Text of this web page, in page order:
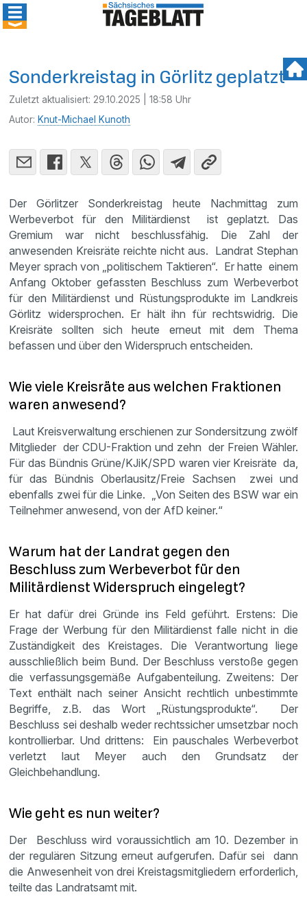
Sonderkreistag in Görlitz geplatzt
Zuletzt aktualisiert: 29.10.2025 | 18:58 Uhr
Autor: Knut-Michael Kunoth
Der Görlitzer Sonderkreistag heute Nachmittag zum
Werbeverbot für den Militärdienst ist geplatzt. Das
Gremium war nicht beschlussfähig. Die Zahl der
anwesenden Kreisräte reichte nicht aus. Landrat Stephan
Meyer sprach von „politischem Taktieren“. Er hatte einem
Anfang Oktober gefassten Beschluss zum Werbeverbot
für den Militärdienst und Rüstungsprodukte im Landkreis
Görlitz widersprochen. Er hält ihn für rechtswidrig. Die
Kreisräte sollten sich heute erneut mit dem Thema
befassen und über den Widerspruch entscheiden.
Wie viele Kreisräte aus welchen Fraktionen
waren anwesend?
Laut Kreisverwaltung erschienen zur Sondersitzung zwölf
Mitglieder der CDU-Fraktion und zehn der Freien Wähler.
Für das Bündnis Grüne/KJiK/SPD waren vier Kreisräte da,
für das Bündnis Oberlausitz/Freie Sachsen zwei und
ebenfalls zwei für die Linke. „Von Seiten des BSW war ein
Teilnehmer anwesend, von der AfD keiner.“
Warum hat der Landrat gegen den
Beschluss zum Werbeverbot für den
Militärdienst Widerspruch eingelegt?
Er hat dafür drei Gründe ins Feld geführt. Erstens: Die
Frage der Werbung für den Militärdienst falle nicht in die
Zuständigkeit des Kreistages. Die Verantwortung liege
ausschließlich beim Bund. Der Beschluss verstoße gegen
die verfassungsgemäße Aufgabenteilung. Zweitens: Der
Text enthält nach seiner Ansicht rechtlich unbestimmte
Begriffe, z.B. das Wort „Rüstungsprodukte“. Der
Beschluss sei deshalb weder rechtssicher umsetzbar noch
kontrollierbar. Und drittens: Ein pauschales Werbeverbot
verletzt laut Meyer auch den Grundsatz der
Gleichbehandlung.
Wie geht es nun weiter?
Der Beschluss wird voraussichtlich am 10. Dezember in
der regulären Sitzung erneut aufgerufen. Dafür sei dann
die Anwesenheit von drei Kreistagsmitgliedern erforderlich,
teilte das Landratsamt mit.